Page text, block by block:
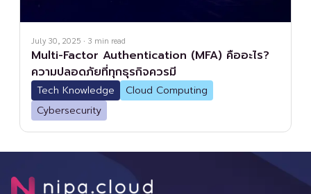
July 30, 2025 · 3 min read
Multi-Factor Authentication (MFA) คืออะไร?
ความปลอดภัยที่ทุกธุรกิจควรมี
Tech Knowledge
Cloud Computing
Cybersecurity